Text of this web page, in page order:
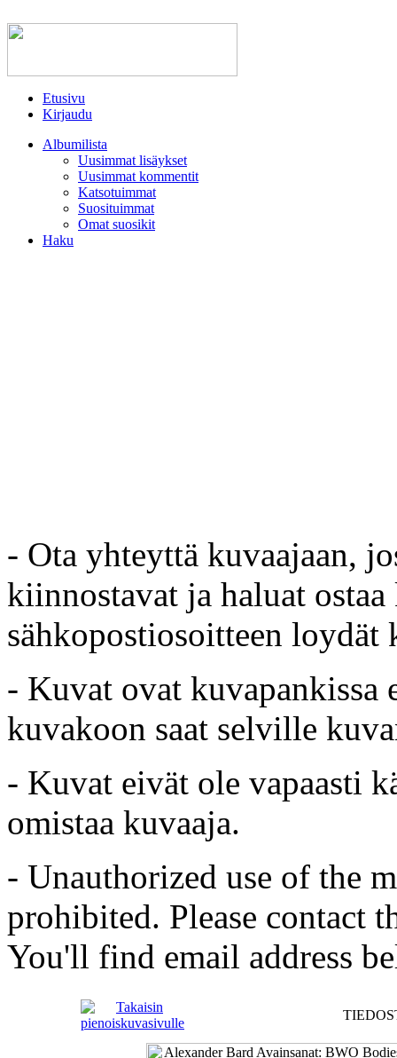
Etusivu
Kirjaudu
Albumilista
Uusimmat lisäykset
Uusimmat kommentit
Katsotuimmat
Suosituimmat
Omat suosikit
Haku
- Ota yhteyttä kuvaajaan,
kiinnostavat ja haluat
sähkopostiosoitteen loydät
- Kuvat ovat kuvapankissa
kuvakoon saat selville
- Kuvat eivät ole vapaasti
omistaa kuvaaja.
- Unauthorized use of the
prohibited. Please contact
You'll find email address